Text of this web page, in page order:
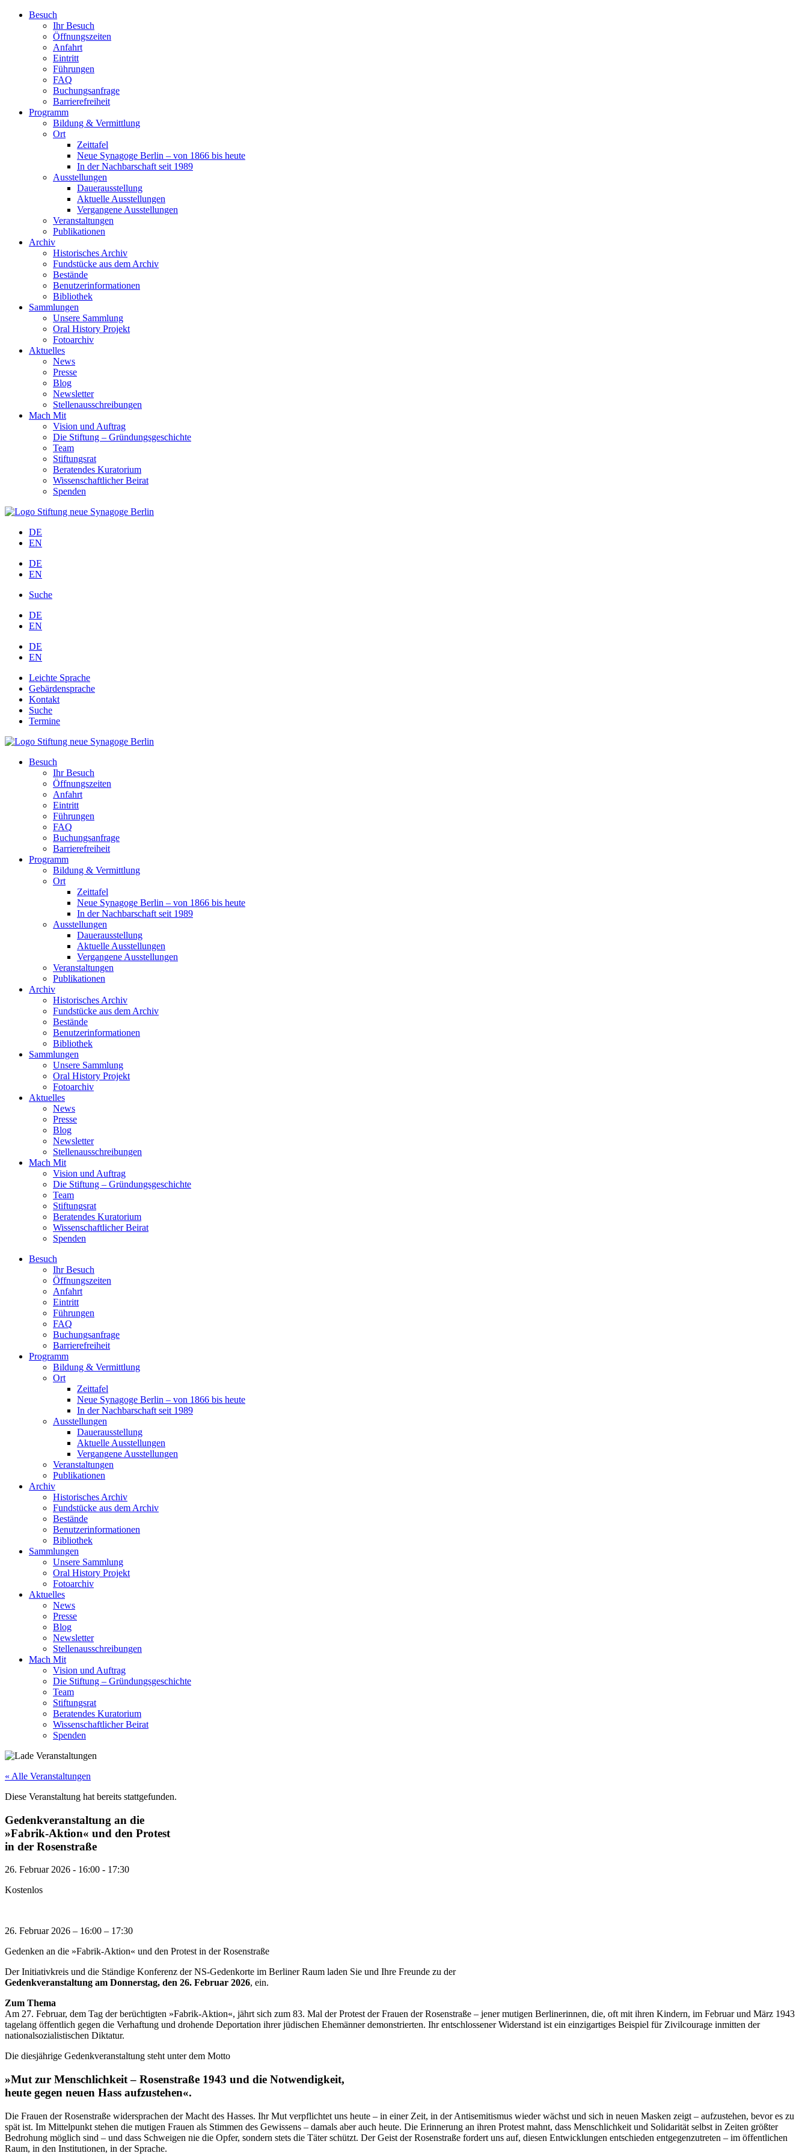
Zum
Besuch
Ihr Besuch
Öffnungszeiten
Anfahrt
Eintritt
Führungen
FAQ
Buchungsanfrage
Barrierefreiheit
Programm
Bildung & Vermittlung
Ort
Zeittafel
Neue Synagoge Berlin – von 1866 bis heute
In der Nachbarschaft seit 1989
Ausstellungen
Dauerausstellung
Aktuelle Ausstellungen
Vergangene Ausstellungen
Veranstaltungen
Publikationen
Archiv
Historisches Archiv
Fundstücke aus dem Archiv
Bestände
Benutzerinformationen
Bibliothek
Sammlungen
Unsere Sammlung
Oral History Projekt
Fotoarchiv
Aktuelles
News
Presse
Blog
Newsletter
Stellenausschreibungen
Mach Mit
Vision und Auftrag
Die Stiftung – Gründungsgeschichte
Team
Stiftungsrat
Beratendes Kuratorium
Wissenschaftlicher Beirat
Spenden
DE
EN
DE
EN
Suche
DE
EN
DE
EN
Leichte Sprache
Gebärdensprache
Kontakt
Suche
Termine
Besuch
Ihr Besuch
Öffnungszeiten
Anfahrt
Eintritt
Führungen
FAQ
Buchungsanfrage
Barrierefreiheit
Programm
Bildung & Vermittlung
Ort
Zeittafel
Neue Synagoge Berlin – von 1866 bis heute
In der Nachbarschaft seit 1989
Ausstellungen
Dauerausstellung
Aktuelle Ausstellungen
Vergangene Ausstellungen
Veranstaltungen
Publikationen
Archiv
Historisches Archiv
Fundstücke aus dem Archiv
Bestände
Benutzerinformationen
Bibliothek
Sammlungen
Unsere Sammlung
Oral History Projekt
Fotoarchiv
Aktuelles
News
Presse
Blog
Newsletter
Stellenausschreibungen
Mach Mit
Vision und Auftrag
Die Stiftung – Gründungsgeschichte
Team
Stiftungsrat
Beratendes Kuratorium
Wissenschaftlicher Beirat
Spenden
Besuch
Ihr Besuch
Öffnungszeiten
Anfahrt
Eintritt
Führungen
FAQ
Buchungsanfrage
Barrierefreiheit
Programm
Bildung & Vermittlung
Ort
Zeittafel
Neue Synagoge Berlin – von 1866 bis heute
In der Nachbarschaft seit 1989
Ausstellungen
Dauerausstellung
Aktuelle Ausstellungen
Vergangene Ausstellungen
Veranstaltungen
Publikationen
Archiv
Historisches Archiv
Fundstücke aus dem Archiv
Bestände
Benutzerinformationen
Bibliothek
Sammlungen
Unsere Sammlung
Oral History Projekt
Fotoarchiv
Aktuelles
News
Presse
Blog
Newsletter
Stellenausschreibungen
Mach Mit
Vision und Auftrag
Die Stiftung – Gründungsgeschichte
Team
Stiftungsrat
Beratendes Kuratorium
Wissenschaftlicher Beirat
Spenden
« Alle Veranstaltungen
Diese Veranstaltung hat bereits stattgefunden.
Gedenkveranstaltung an die
»Fabrik-Aktion« und den Protest
in der Rosenstraße
26. Februar 2026 - 16:00 - 17:30
Kostenlos
26. Februar 2026 – 16:00 – 17:30
Gedenken an die »Fabrik-Aktion« und den Protest in der Rosenstraße
Der Initiativkreis und die Ständige Konferenz der NS-Gedenkorte im Berliner Raum laden Sie und Ihre Freunde zu der
Gedenkveranstaltung am Donnerstag, den 26. Februar 2026, ein.
Zum Thema
Am 27. Februar, dem Tag der berüchtigten »Fabrik-Aktion«, jährt sich zum 83. Mal der Protest der Frauen der Rosenstraße – jener mutigen Berlinerinnen, die, oft mit ihren Kindern, im Februar und März 1943
tagelang öffentlich gegen die Verhaftung und drohende Deportation ihrer jüdischen Ehemänner demonstrierten. Ihr entschlossener Widerstand ist ein einzigartiges Beispiel für Zivilcourage inmitten der
nationalsozialistischen Diktatur.
Die diesjährige Gedenkveranstaltung steht unter dem Motto
»Mut zur Menschlichkeit – Rosenstraße 1943 und die Notwendigkeit,
heute gegen neuen Hass aufzustehen«.
Die Frauen der Rosenstraße widersprachen der Macht des Hasses. Ihr Mut verpflichtet uns heute – in einer Zeit, in der Antisemitismus wieder wächst und sich in neuen Masken zeigt – aufzustehen, bevor es zu
spät ist. Im Mittelpunkt stehen die mutigen Frauen als Stimmen des Gewissens – damals aber auch heute. Die Erinnerung an ihren Protest mahnt, dass Menschlichkeit und Solidarität selbst in Zeiten größter
Bedrohung möglich sind – und dass Schweigen nie die Opfer, sondern stets die Täter schützt. Der Geist der Rosenstraße fordert uns auf, diesen Entwicklungen entschieden entgegenzutreten – im öffentlichen
Raum, in den Institutionen, in der Sprache.